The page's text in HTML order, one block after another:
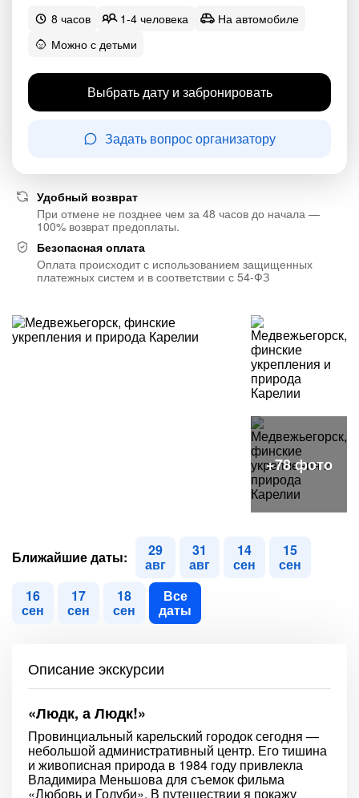
8 часов 1-4 человека
На автомобиле
Можно с детьми
Выбрать дату и забронировать
Задать вопрос организатору
Удобный возврат
При отмене не позднее чем за 48 часов до начала —
100% возврат предоплаты.
Безопасная оплата
Оплата происходит с использованием защищенных
платежных систем и в соответствии с 54-ФЗ
Ближайшие даты: 29
авг
31
авг
14
сен
15
сен
16
сен
17
сен
18
сен
Все
даты
Описание экскурсии
«Людк, а Людк!»
Провинциальный карельский городок сегодня —
небольшой административный центр. Его тишина
и живописная природа в 1984 году привлекла
Владимира Меньшова для съемок фильма
«Любовь и Голуби». В путешествии я покажу